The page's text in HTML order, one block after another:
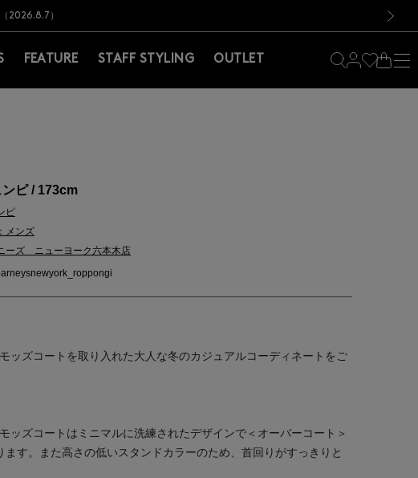
送料無料！お買い物の際は会員登録を！
2026.8.7）
）
て
送料無料！お買い物の際は会員登録を！
FEATURE STAFF STYLING OUTLET
ンピ / 173cm
ピ
メンズ
ーズ ニューヨーク六本木店
ッズコートを取り入れた大人な冬のカジュアルコーディネートをご
ッズコートはミニマルに洗練されたデザインで＜オーバーコート＞
ます。また高さの低いスタンドカラーのため、首回りがすっきりと